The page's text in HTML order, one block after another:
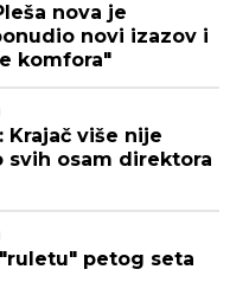
nova je
novi izazov i
komfora"
Krajač više nije
svih osam direktora
petog seta